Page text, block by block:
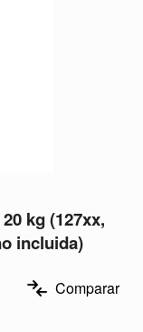
kg (127xx,
incluida)
Comparar